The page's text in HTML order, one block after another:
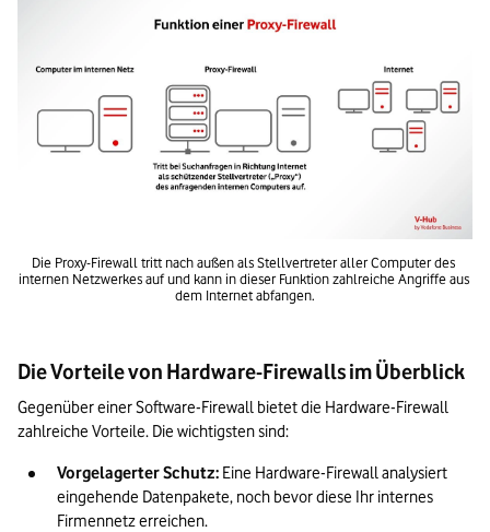
Die Proxy-Firewall tritt nach außen als Stellvertreter aller Computer des
internen Netzwerkes auf und kann in dieser Funktion zahlreiche Angriffe aus
dem Internet abfangen.
Die Vorteile von Hardware-Firewalls im Überblick
Gegenüber einer Software-Firewall bietet die Hardware-Firewall
zahlreiche Vorteile. Die wichtigsten sind:
Vorgelagerter Schutz: Eine Hardware-Firewall analysiert
eingehende Datenpakete, noch bevor diese Ihr internes
Firmennetz erreichen.